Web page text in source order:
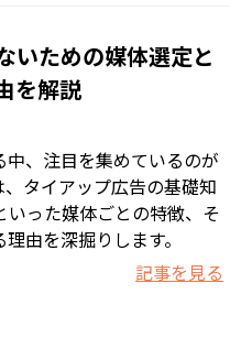
いための媒体選定と
を解説
、注目を集めているのが
、タイアップ広告の基礎知
った媒体ごとの特徴、そ
由を深掘りします。
記事を見る